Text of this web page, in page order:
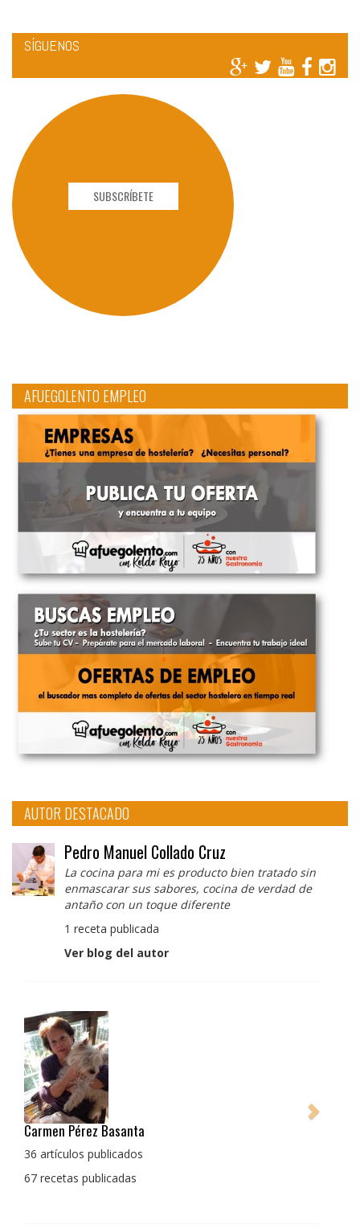
SÍGUENOS
SUBSCRÍBETE
AFUEGOLENTO EMPLEO
AUTOR DESTACADO
Pedro Manuel Collado Cruz
La cocina para mi es producto bien tratado sin
enmascarar sus sabores, cocina de verdad de
antaño con un toque diferente
1 receta publicada
Ver blog del autor
Pedro Manuel Collado Cruz
La cocina para mi es producto bien tratado sin
con un toque diferente